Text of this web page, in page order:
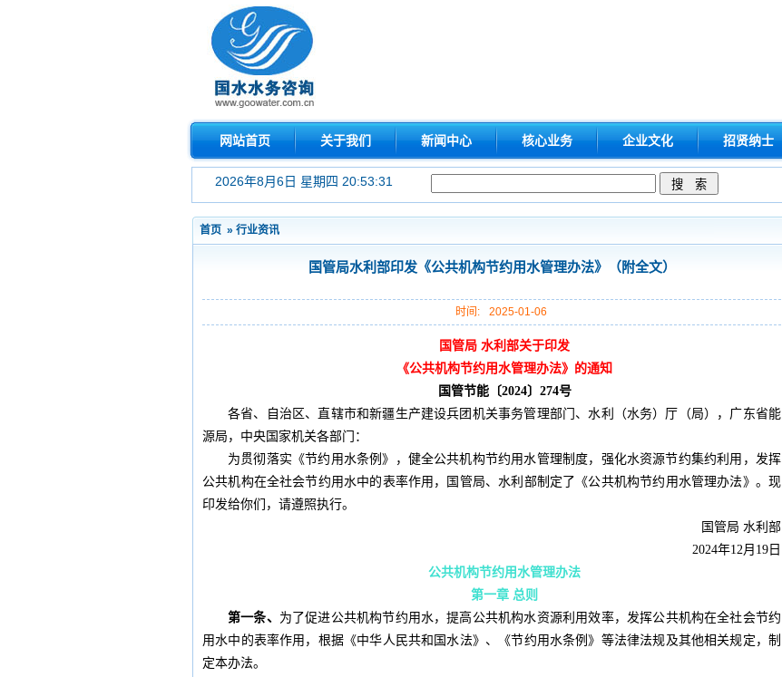
网站首页 关于我们 新闻中心 核心业务 企业文化 招贤纳士
2026年8月6日 星期四 20:53:31
首页 » 行业资讯
国管局水利部印发《公共机构节约用水管理办法》（附全文）
时间: 2025-01-06
国管局 水利部关于印发
《公共机构节约用水管理办法》的通知
国管节能〔2024〕274号
各省、自治区、直辖市和新疆生产建设兵团机关事务管理部门、水利（水务）厅（局），广东省能
源局，中央国家机关各部门：
为贯彻落实《节约用水条例》，健全公共机构节约用水管理制度，强化水资源节约集约利用，发挥
公共机构在全社会节约用水中的表率作用，国管局、水利部制定了《公共机构节约用水管理办法》。现
印发给你们，请遵照执行。
国管局 水利部
2024年12月19日
公共机构节约用水管理办法
第一章 总则
第一条、 为了促进公共机构节约用水，提高公共机构水资源利用效率，发挥公共机构在全社会节约
用水中的表率作用，根据《中华人民共和国水法》、《节约用水条例》等法律法规及其他相关规定，制
定本办法。